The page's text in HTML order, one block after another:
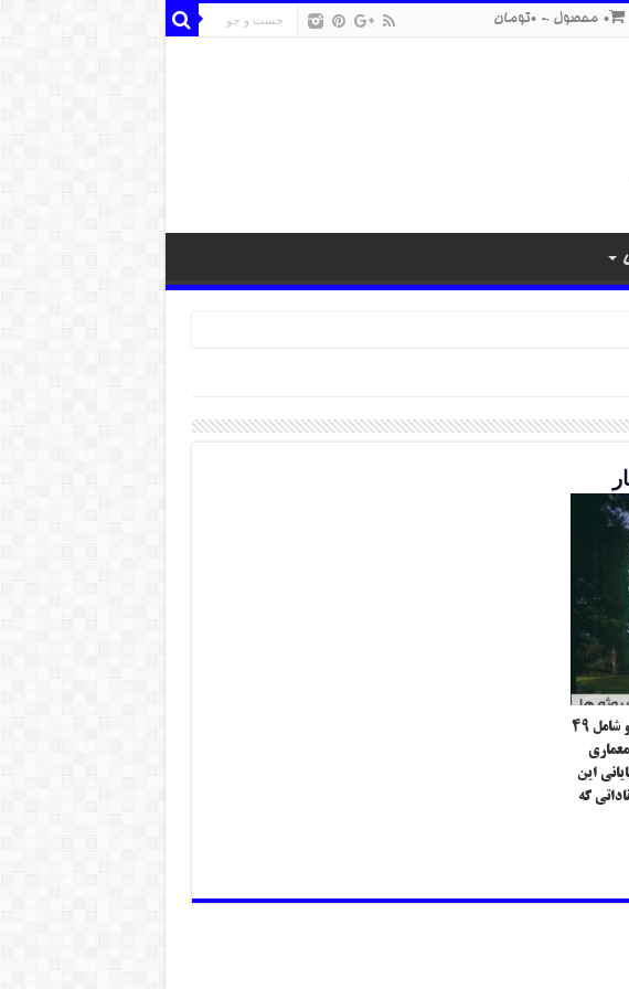
0 محصول 0تومان
جنبش پنج معمار این فایل به صورت پاورپوینت و شامل ۴۹
این
که